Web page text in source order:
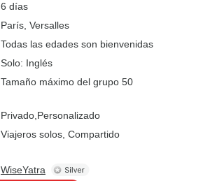
6 días
París , Versalles
Todas las edades son bienvenidas
Solo: Inglés
Tamaño máximo del grupo 50
Privado Personalizado
Viajeros solos, Compartido
WiseYatra